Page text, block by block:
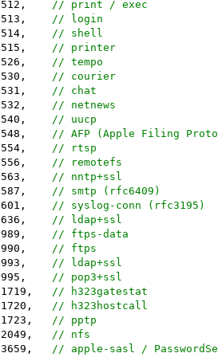
512 , // print / exec
513 , // login
514 , // shell
515 , // printer
526 , // tempo
530 , // courier
531 , // chat
532 , // netnews
540 , // uucp
548 , // AFP (Apple Filing
554 , // rtsp
556 , // remotefs
563 , // nntp+ssl
587 , // smtp (rfc6409)
601 , // syslog-conn (rfc3195)
636 , // ldap+ssl
989 , // ftps-data
990 , // ftps
993 , // ldap+ssl
995 , // pop3+ssl
1719 , // h323gatestat
1720 , // h323hostcall
1723 , // pptp
2049 , // nfs
3659 , // apple-sasl /